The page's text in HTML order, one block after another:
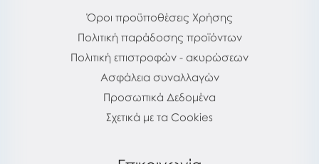
Όροι προϋποθέσεις Χρήσης
Πολιτική παράδοσης προϊόντων
Πολιτική επιστροφών - ακυρώσεων
Ασφάλεια συναλλαγών
Προσωπικά Δεδομένα
Σχετικά με τα Cookies